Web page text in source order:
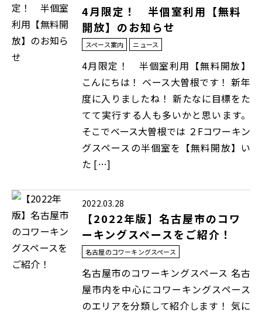
4月限定！ 半個室利用【無料
開放】のお知らせ
スペース案内 ニュース
4月限定！ 半個室利用【無料開放】
こんにちは！ ベース大曽根です！ 新年
度に入りましたね！ 新たなに目標をた
てて実行する人も多いかと思います。
そこでベース大曽根では ２Fコワーキン
グスペースの半個室を【無料開放】い
た […]
2022.03.28
【2022年版】名古屋市のコワ
ーキングスペースをご紹介！
名古屋のコワーキングスペース
名古屋市のコワーキングスペース 名古
屋市内を中心にコワーキングスペース
のエリアを分類して紹介します！ 気に